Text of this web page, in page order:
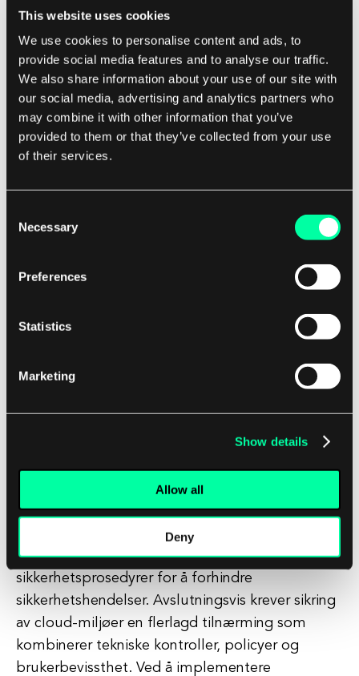
This website uses cookies
We use cookies to personalise content and ads, to
provide social media features and to analyse our traffic.
We also share information about your use of our site with
our social media, advertising and analytics partners who
may combine it with other information that you’ve
provided to them or that they’ve collected from your use
of their services.
Selection
Necessary
Preferences
Statistics
Marketing
Show details
Allow all
Deny
databeskyttelse og katastrofegjenvinning for å
sikre at dataene dine er beskyttet i tilfelle en
sikkerhetshendelse eller nedetid. Ta
regelmessige sikkerhetskopier av dataene dine til
et sikkert sted, og test
katastrofegjenvinningsplanen din for å sikre at
den er effektiv.
Følg beste praksiser for sikker konfigurasjon av
unødvendige tjenester, aktivere kryptering og
sikkerhetspolicyer og konfigurasjoner konsekvent
Utdann ansatte om beste praksiser for sikkerhet
og viktigheten av å beskytte sensitiv data i skyen.
Gi opplæring i hvordan man identifiserer
phishing-angrep, bruker sterke passord og følger
sikkerhetsprosedyrer for å forhindre
sikkerhetshendelser. Avslutningsvis krever sikring
av cloud-miljøer en flerlagd tilnærming som
kombinerer tekniske kontroller, policyer og
brukerbevissthet. Ved å implementere